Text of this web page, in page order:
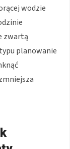
wodzie
zwartą
planowanie